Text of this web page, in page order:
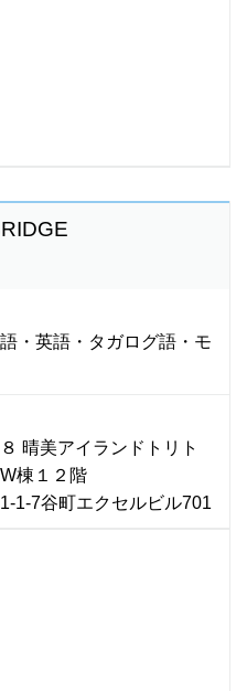
・英語・タガログ語・モ
晴美アイランドトリト
棟１２階
1-7谷町エクセルビル701